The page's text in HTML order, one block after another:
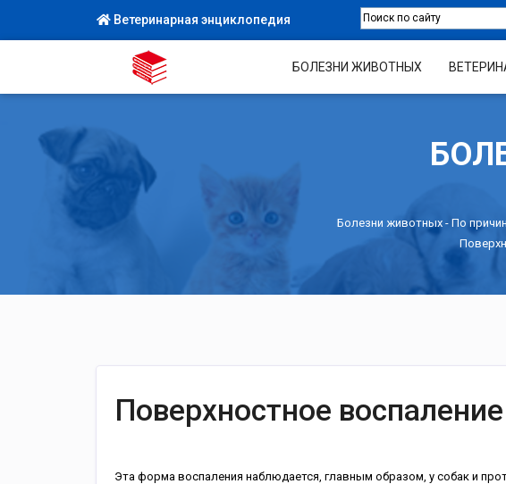
Ветеринарная энциклопедия
БОЛЕЗНИ ЖИВОТНЫХ
Болезни животных - По
Поверхностное
Эта форма воспаления наблюдается, главным образом, у собак и